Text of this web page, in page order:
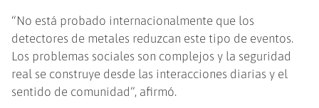
“No está probado internacionalmente que los
detectores de metales reduzcan este tipo de eventos.
Los problemas sociales son complejos y la seguridad
real se construye desde las interacciones diarias y el
sentido de comunidad”, afirmó.